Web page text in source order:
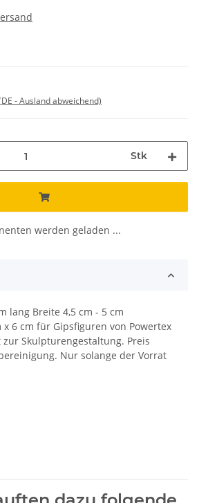
- Ausland abweichend)
Stk
werden geladen ...
lang Breite 4,5 cm - 5 cm
x 6 cm für Gipsfiguren von Powertex
zur Skulpturengestaltung. Preis
Nur solange der Vorrat